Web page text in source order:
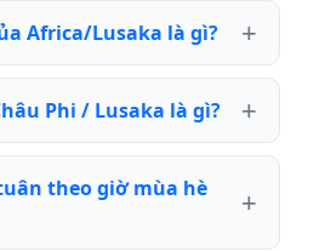
Africa/Lusaka là gì?
Phi / Lusaka là gì?
theo giờ mùa hè